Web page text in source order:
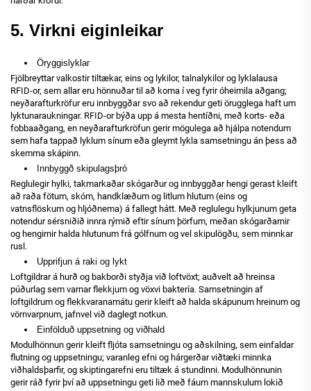
5. Virkni eiginleikar
Öryggislyklar
Fjölbreyttar valkostir tiltækar, eins og lykilor, talnalykilor og lyklalausa
RFID-or, sem allar eru hönnuðar til að koma í veg fyrir óheimila aðgang;
neyðarafturkröfur eru innbyggðar svo að rekendur geti örugglega haft um
lyktunaraukningar. RFID-or býða upp á mesta hentíðni, með korts- eða
fobbaaðgang, en neyðarafturkröfun gerir mögulega að hjálpa notendum
sem hafa tappað lyklum sínum eða gleymt lykla samsetningu án þess að
skemma skápinn.
Innbyggð skipulagsþró
Reglulegir hylki, takmarkaðar skógarður og innbyggðar hengi gerast kleift
að raða fötum, skóm, handklæðum og litlum hlutum (eins og
vatnsflöskum og hljóðnema) á fallegt hátt. Með reglulegu hylkjunum geta
notendur sérsniðið innra rýmið eftir sínum þörfum, meðan skógarðarnir
og hengirnir halda hlutunum frá gólfnum og vel skipulögðu, sem minnkar
rusl.
Upprifjun á raki og lykt
Loftgildrar á hurð og bakborði styðja við loftvöxt; auðvelt að hreinsa
púðurlag sem varnar flekkjum og vöxvi baktería. Samsetningin af
loftgildrum og flekkvaranamátu gerir kleift að halda skápunum hreinum og
vörnvarpnum, jafnvel við daglegt notkun.
Einfölduð uppsetning og viðhald
Modulhönnun gerir kleift fljóta samsetningu og aðskilning, sem einfaldar
flutning og uppsetningu; varanleg efni og hárgerðar viðtæki minnka
viðhaldsþarfir, og skiptingarefni eru tiltæk á stundinni. Modulhönnunin
gerir ráð fyrir því að uppsetningu geti lið með fáum mannskulum lokið